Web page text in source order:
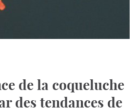
de la coqueluche
des tendances de